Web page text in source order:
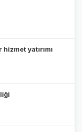
yatırımı